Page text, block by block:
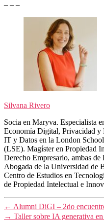
– – –
Silvana Rivero
Socia en Maryva. Especialista
Economía Digital, Privacidad y
IT y Datos en la London
(LSE). Magísteren Propiedad
Derecho Empresario, ambas
Abogada de la Universidad de
Centro de Estudios en
de Propiedad Intelectual e
← Alumni DiGI – 2do
→ Taller sobre IA generativa